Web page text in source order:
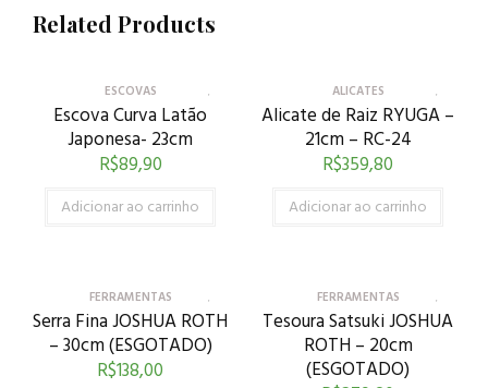
Related Products
ESCOVAS
Escova Curva Latão
Japonesa- 23cm
R$89,90
Adicionar ao carrinho
ALICATES
Alicate de Raiz RYUGA –
21cm – RC-24
R$359,80
Adicionar ao carrinho
FERRAMENTAS
Serra Fina JOSHUA ROTH
– 30cm (ESGOTADO)
R$138,00
FERRAMENTAS
Tesoura Satsuki JOSHUA
ROTH – 20cm
(ESGOTADO)